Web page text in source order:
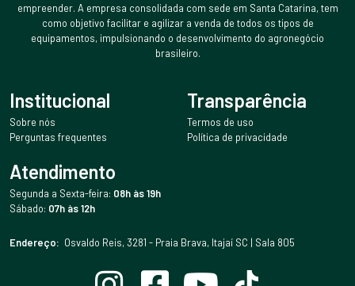
empreender. A empresa consolidada com sede em Santa Catarina, tem
como objetivo facilitar e agilizar a venda de todos os tipos de
equipamentos, impulsionando o desenvolvimento do agronegócio
brasileiro.
Institucional
Sobre nós
Perguntas frequentes
Transparência
Termos de uso
Política de privacidade
Atendimento
Segunda a Sexta-feira: 08h às 19h
Sábado: 07h às 12h
Endereço: Osvaldo Reis, 3281 - Praia Brava, Itajaí SC | Sala 805